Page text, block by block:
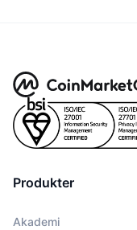
Produkter
Akademi